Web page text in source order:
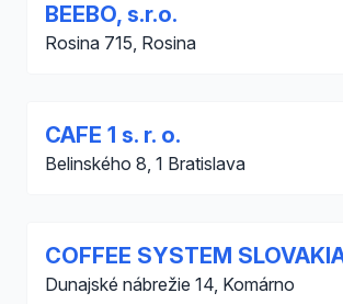
BEEBO, s.r.o.
Rosina 715, Rosina
CAFE 1 s. r. o.
Belinského 8, 1 Bratislava
COFFEE SYSTEM
Dunajské nábrežie 14, Komárno